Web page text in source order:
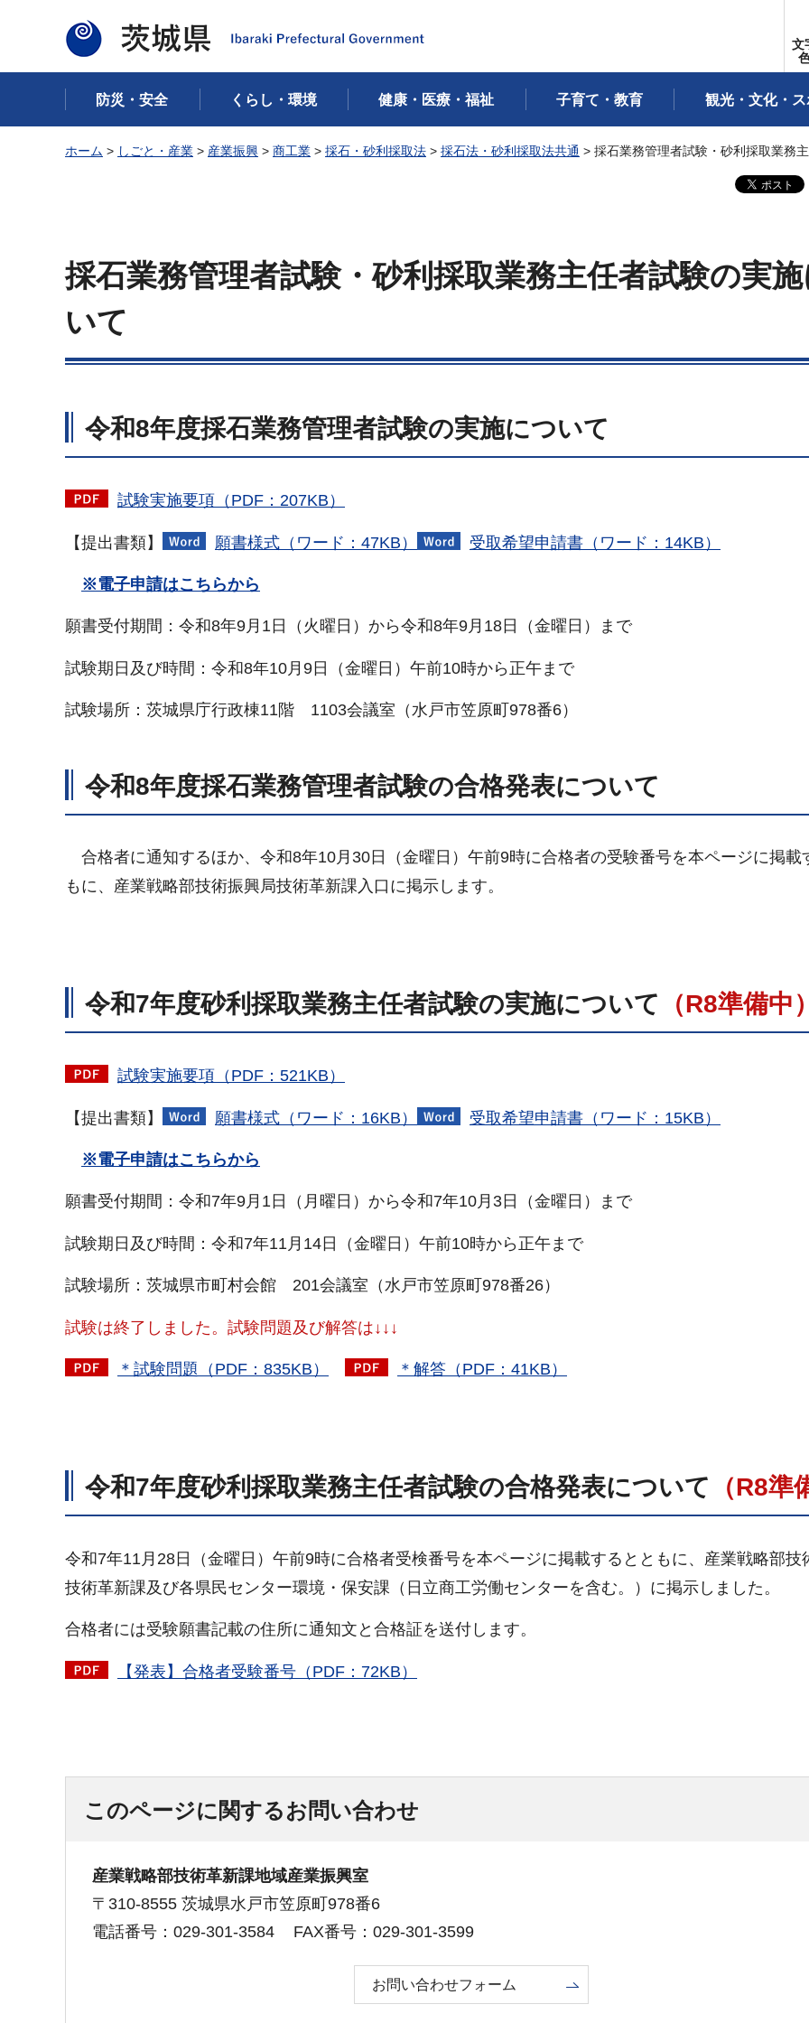
茨城県
文
防災・安全 くらし・環境 健康・医療・福祉 子育て・教育 観光・文化・ス
ホーム > しごと・産業 > 産業振興 > 商工業 > 採石・砂利採取法 > 採石法・砂利採取法共通 > 採石業務管理者試験・砂利採取業務
採石業務管理者試験・砂利採取業務主任者試験の実
いて
令和8年度採石業務管理者試験の実施について
試験実施要項（PDF：207KB）
【提出書類】 願書様式（ワード：47KB） 受取希望申請書（ワード：14KB）
※電子申請はこちらから
願書受付期間：令和8年9月1日（火曜日）から令和8年9月18日（金曜日）まで
試験期日及び時間：令和8年10月9日（金曜日）午前10時から正午まで
試験場所：茨城県庁行政棟11階 1103会議室（水戸市笠原町978番6）
令和8年度採石業務管理者試験の合格発表について
合格者に通知するほか、令和8年10月30日（金曜日）午前9時に合格者の受験番号を本ページに掲載
もに、産業戦略部技術振興局技術革新課入口に掲示します。
令和7年度砂利採取業務主任者試験の実施について （R8準備中）
試験実施要項（PDF：521KB）
【提出書類】 願書様式（ワード：16KB） 受取希望申請書（ワード：15KB）
※電子申請はこちらから
願書受付期間：令和7年9月1日（月曜日）から令和7年10月3日（金曜日）まで
試験期日及び時間：令和7年11月14日（金曜日）午前10時から正午まで
試験場所：茨城県市町村会館 201会議室（水戸市笠原町978番26）
試験は終了しました。試験問題及び解答は↓↓↓
＊試験問題（PDF：835KB） ＊解答（PDF：41KB）
令和7年度砂利採取業務主任者試験の合格発表について （R8準
令和7年11月28日（金曜日）午前9時に合格者受検番号を本ページに掲載するとともに、産業戦略部技
技術革新課及び各県民センター環境・保安課（日立商工労働センターを含む。）に掲示しました。
合格者には受験願書記載の住所に通知文と合格証を送付します。
【発表】合格者受験番号（PDF：72KB）
このページに関するお問い合わせ
産業戦略部技術革新課地域産業振興室
〒310-8555 茨城県水戸市笠原町978番6
電話番号：029-301-3584
FAX番号：029-301-3599
お問い合わせフォーム